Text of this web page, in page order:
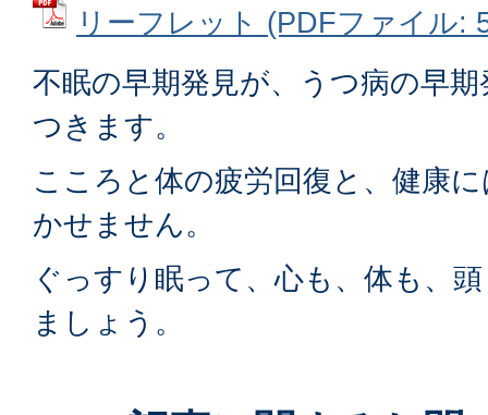
リーフレット (PDFファイル:
不眠の早期発見が、うつ病の早
つきます。
こころと体の疲労回復と、健康
かせません。
ぐっすり眠って、心も、体も、
ましょう。